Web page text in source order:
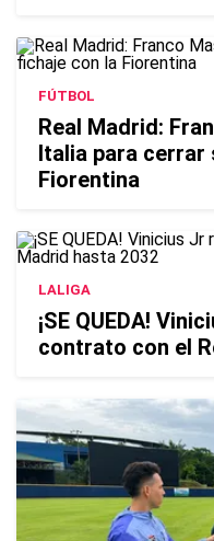
FÚTBOL
Real Madrid:
Italia para cerrar
Fiorentina
LALIGA
¡SE QUEDA!
contrato con el